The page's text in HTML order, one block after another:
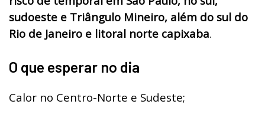
sudoeste e Triângulo Mineiro, além do sul do
Rio de Janeiro e litoral norte capixaba.
O que esperar no dia
Calor no Centro-Norte e Sudeste;